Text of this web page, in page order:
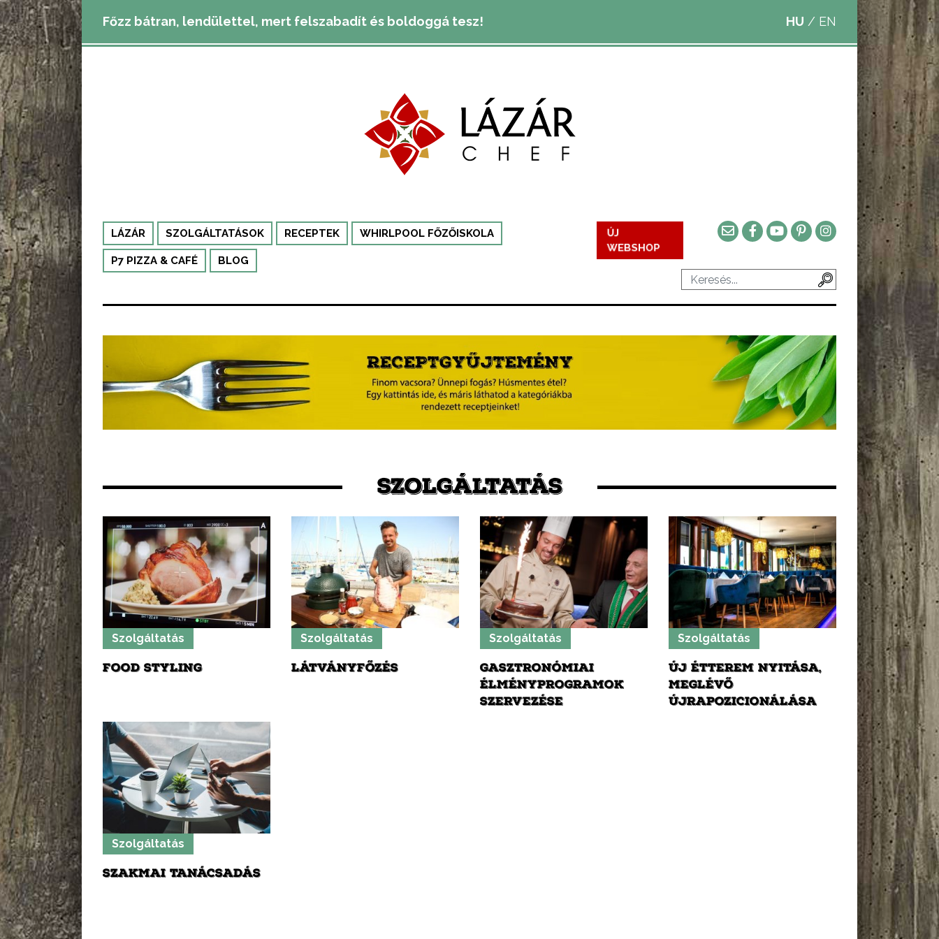
Főzz bátran, lendülettel, mert felszabadít és boldoggá tesz! HU / EN
LÁZÁR SZOLGÁLTATÁSOK RECEPTEK WHIRLPOOL FŐZŐISKOLA
P7 PIZZA & CAFÉ BLOG
ÚJ
WEBSHOP
SZOLGÁLTATÁS
Szolgáltatás
FOOD STYLING
Szolgáltatás
LÁTVÁNYFŐZÉS
Szolgáltatás
GASZTRONÓMIAI
ÉLMÉNYPROGRAMOK
SZERVEZÉSE
Szolgáltatás
ÚJ ÉTTEREM NYITÁSA,
MEGLÉVŐ
ÚJRAPOZICIONÁLÁSA
Szolgáltatás
SZAKMAI TANÁCSADÁS